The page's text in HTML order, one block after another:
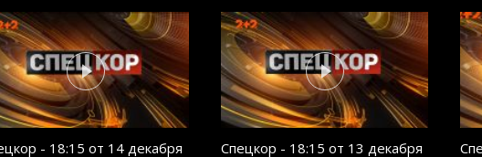
- 18:15 от 14 декабря
Спецкор - 18:15 от 13 декабря